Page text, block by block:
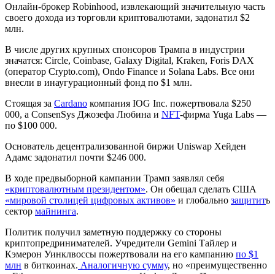
Онлайн-брокер Robinhood, извлекающий значительную часть
своего дохода из торговли криптовалютами, задонатил $2
млн.
В числе других крупных спонсоров Трампа в индустрии
значатся: Circle, Coinbase, Galaxy Digital, Kraken, Foris DAX
(оператор Crypto.com), Ondo Finance и Solana Labs. Все они
внесли в инаугурационный фонд по $1 млн.
Стоящая за Cardano компания IOG Inc. пожертвовала $250
000, а ConsenSys Джозефа Любина и NFT-фирма Yuga Labs —
по $100 000.
Основатель децентрализованной биржи Uniswap Хейден
Адамс задонатил почти $246 000.
В ходе предвыборной кампании Трамп заявлял себя
«криптовалютным президентом». Он обещал сделать США
«мировой столицей цифровых активов» и глобально защитить
сектор майнинга.
Политик получил заметную поддержку со стороны
криптопредринимателей. Учредители Gemini Тайлер и
Кэмерон Уинклвоссы пожертвовали на его кампанию по $1
млн в биткоинах. Аналогичную сумму, но «преимущественно